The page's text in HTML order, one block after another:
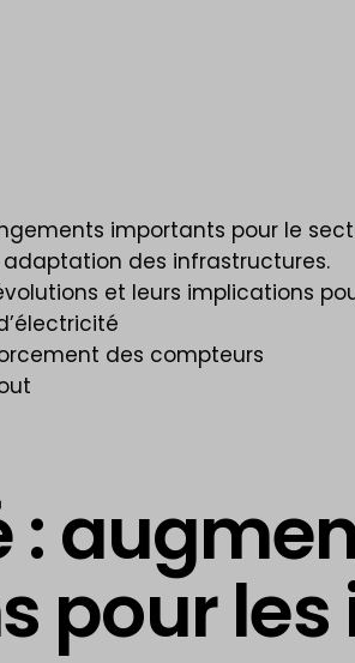
importants pour le
adaptation des infrastructures.
et leurs implications
des compteurs
:
pour